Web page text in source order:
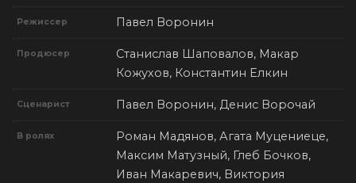
Режиссер Павел Воронин
Продюсер
Станислав Шаповалов, Макар
Кожухов, Константин Елкин
Сценарист Павел Воронин, Денис Ворочай
В ролях
Роман Мадянов, Агата Муцениеце,
Максим Матузный, Глеб Бочков,
Иван Макаревич, Виктория